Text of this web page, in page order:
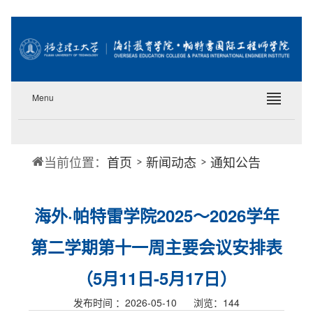
Menu
当前位置： 首页 新闻动态 通知公告
海外·帕特雷学院2025～2026学年
第二学期第十一周主要会议安排表
（5月11日-5月17日）
发布时间 ：2026-05-10 浏览： 144